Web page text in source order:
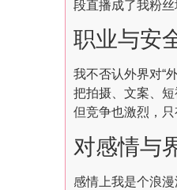
段直播成了我粉
职业与安
我不否认外界对“
把拍摄、文案、
但竞争也激烈，
对感情与
感情上我是个浪